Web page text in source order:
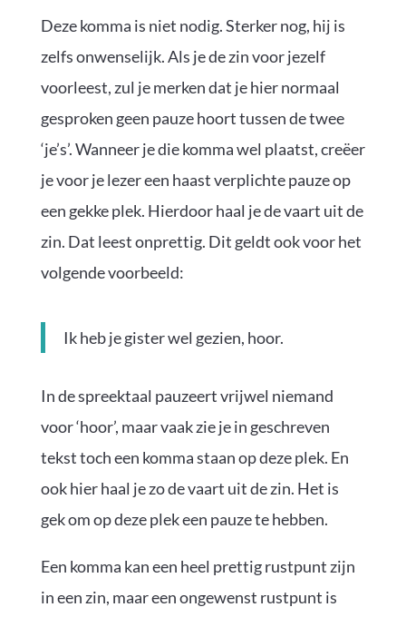
Deze komma is niet nodig. Sterker nog, hij is
zelfs onwenselijk. Als je de zin voor jezelf
voorleest, zul je merken dat je hier normaal
gesproken geen pauze hoort tussen de twee
‘je’s’. Wanneer je die komma wel plaatst, creëer
je voor je lezer een haast verplichte pauze op
een gekke plek. Hierdoor haal je de vaart uit de
zin. Dat leest onprettig. Dit geldt ook voor het
volgende voorbeeld:
Ik heb je gister wel gezien, hoor.
In de spreektaal pauzeert vrijwel niemand
voor ‘hoor’, maar vaak zie je in geschreven
tekst toch een komma staan op deze plek. En
ook hier haal je zo de vaart uit de zin. Het is
gek om op deze plek een pauze te hebben.
Een komma kan een heel prettig rustpunt zijn
in een zin, maar een ongewenst rustpunt is